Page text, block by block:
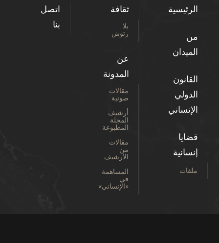
الرئيسية
من
الميدان
القانون
الدولي
الإنساني
قضايا
إنسانية
ملفات
ثقافة
بلا
رتوش
عن
المدونة
مقالات
صوتية
أرشيف
المجلة
المطبوعة
مقالات
من
الأرشيف
المساهمة
في
«الإنساني»
اتصل
بنا